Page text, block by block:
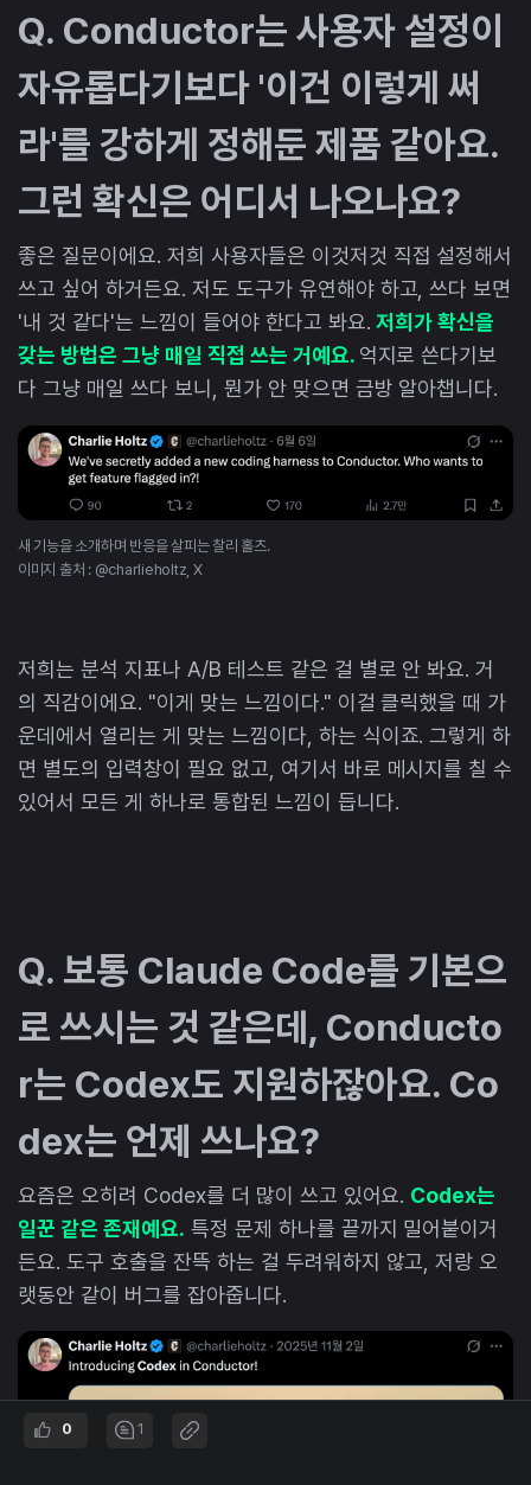
Q. Conductor는 사용자 설정이
자유롭다기보다 '이건 이렇게 써
라'를 강하게 정해둔 제품 같아요.
그런 확신은 어디서 나오나요?
좋은 질문이에요. 저희 사용자들은 이것저것 직접 설정해서
쓰고 싶어 하거든요. 저도 도구가 유연해야 하고, 쓰다 보면
'내 것 같다'는 느낌이 들어야 한다고 봐요.저희가 확신을
갖는 방법은 그냥 매일 직접 쓰는 거예요. 억지로 쓴다기보
다 그냥 매일 쓰다 보니, 뭔가 안 맞으면 금방 알아챕니다.
새 기능을 소개하며 반응을 살피는 찰리 홀츠.
이미지 출처 : @charlieholtz, X
저희는 분석 지표나 A/B 테스트 같은 걸 별로 안 봐요. 거
의 직감이에요. "이게 맞는 느낌이다." 이걸 클릭했을 때 가
운데에서 열리는 게 맞는 느낌이다, 하는 식이죠. 그렇게 하
면 별도의 입력창이 필요 없고, 여기서 바로 메시지를 칠 수
있어서 모든 게 하나로 통합된 느낌이 듭니다.
Q. 보통 Claude Code를 기본으
로 쓰시는 것 같은데, Conducto
r는 Codex도 지원하잖아요. Co
dex는 언제 쓰나요?
요즘은 오히려 Codex를 더 많이 쓰고 있어요. Codex는
일꾼 같은 존재예요. 특정 문제 하나를 끝까지 밀어붙이거
든요. 도구 호출을 잔뜩 하는 걸 두려워하지 않고, 저랑 오
랫동안 같이 버그를 잡아줍니다.
0 1